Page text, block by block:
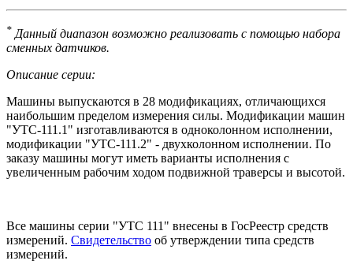
* Данный диапазон возможно реализовать с помощью набора
сменных датчиков.
Описание серии:
Машины выпускаются в 28 модификациях, отличающихся
наибольшим пределом измерения силы. Модификации машин
"УТС-111.1" изготавливаются в одноколонном исполнении,
модификации "УТС-111.2" - двухколонном исполнении. По
заказу машины могут иметь варианты исполнения с
увеличенным рабочим ходом подвижной траверсы и высотой.
Все машины серии "УТС 111" внесены в ГосРеестр средств
измерений. Свидетельство об утверждении типа средств
измерений.